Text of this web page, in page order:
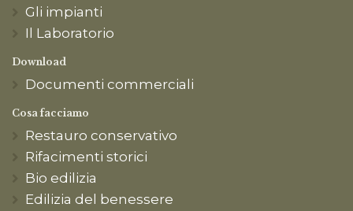
Gli impianti
Il Laboratorio
Download
Documenti commerciali
Cosa facciamo
Restauro conservativo
Rifacimenti storici
Bio edilizia
Edilizia del benessere